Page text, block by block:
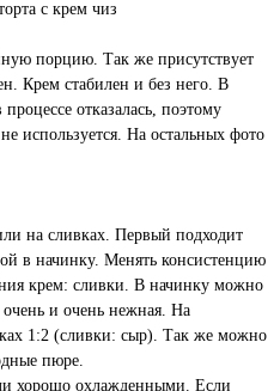
порцию. Так же присутствует
Крем стабилен и без него. В
отказалась, поэтому
используется. На остальных фото
на сливках. Первый подходит
в начинку. Менять консистенцию
крем: сливки. В начинку можно
и очень нежная. На
1:2 (сливки: сыр). Так же можно
пюре.
хорошо охлажденными. Если